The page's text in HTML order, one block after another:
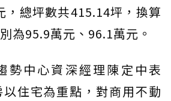
，總坪數共415.14坪，換算
為95.9萬元、96.1萬元。
勢中心資深經理陳定中表
住宅為重點，對商用不動